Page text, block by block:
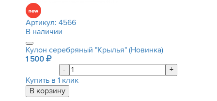
Артикул: 4566
В наличии
Кулон серебряный "Крылья" (Новинка)
1 500
-
+
Купить в 1 клик